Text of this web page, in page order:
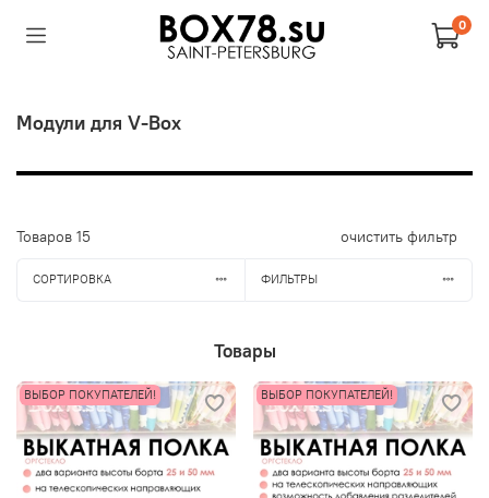
0
Модули для V-Box
Товаров 15 очистить фильтр
СОРТИРОВКА ФИЛЬТРЫ
Товары
ВЫБОР ПОКУПАТЕЛЕЙ! ВЫБОР ПОКУПАТЕЛЕЙ!